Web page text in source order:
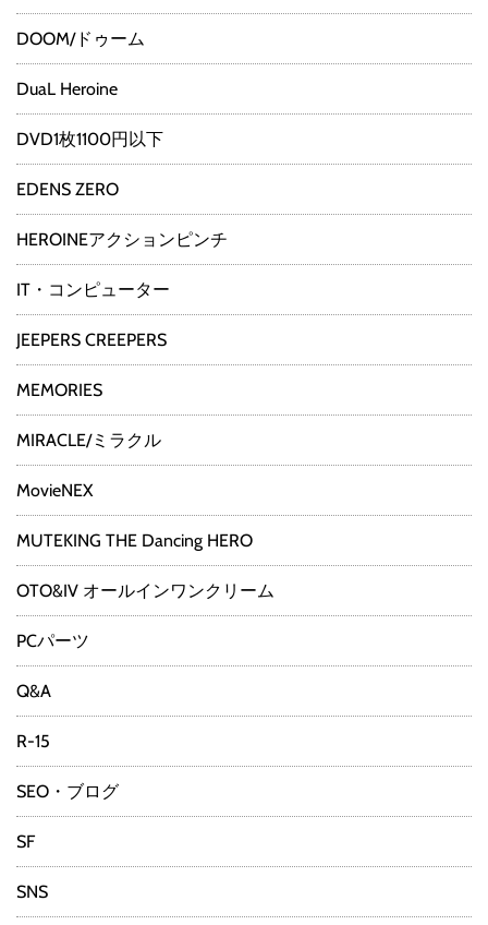
DOOM/ドゥーム
DuaL Heroine
DVD1枚1100円以下
EDENS ZERO
HEROINEアクションピンチ
IT・コンピューター
JEEPERS CREEPERS
MEMORIES
MIRACLE/ミラクル
MovieNEX
MUTEKING THE Dancing HERO
OTO&IV オールインワンクリーム
PCパーツ
Q&A
R-15
SEO・ブログ
SF
SNS